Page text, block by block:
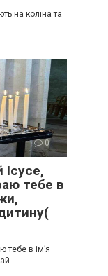
на коліна та
0
тебе в
тебе в імʼя